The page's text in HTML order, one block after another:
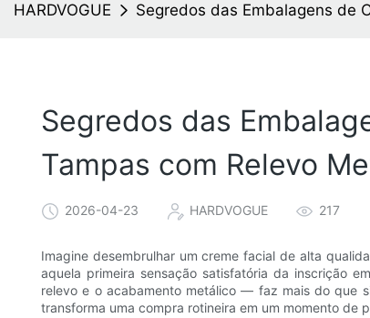
HARDVOGUE Segredos das Embalagens de
Segredos das
Tampas com Relevo
2026-04-23 HARDVOGUE 217
Imagine desembrulhar um creme facial de alta
aquela primeira sensação satisfatória da inscrição
relevo e o acabamento metálico — faz mais do que
transforma uma compra rotineira em um momento de